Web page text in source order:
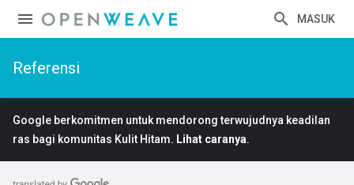
MASUK
Referensi
Google berkomitmen untuk mendorong terwujudnya keadilan
ras bagi komunitas Kulit Hitam. Lihat caranya.